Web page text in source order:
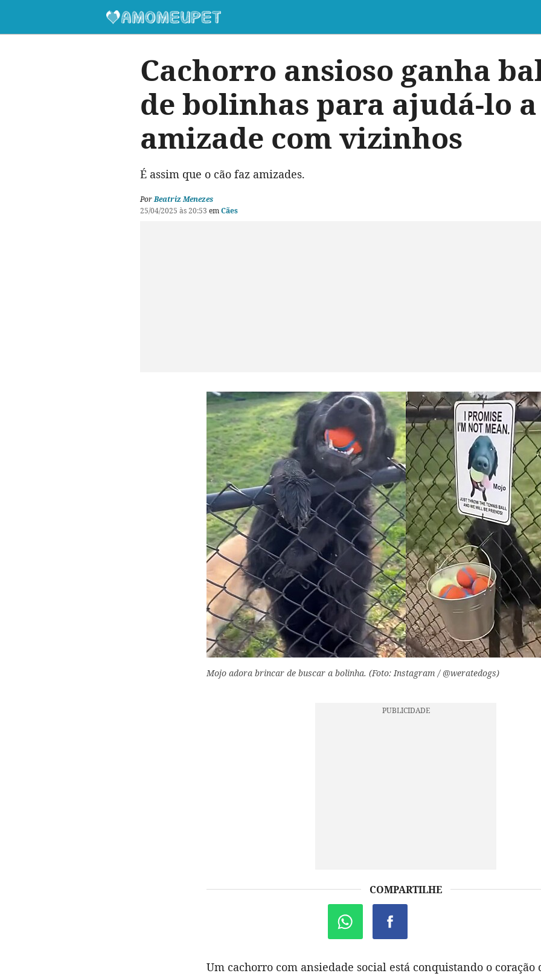
Cachorro ansioso ganha
de bolinhas para ajudá-lo
amizade com vizinhos
É assim que o cão faz amizades.
PorBeatriz Menezes
25/04/2025 às 20:53 emCães
Mojo adora brincar de buscar a bolinha. (Foto: Instagram / @weratedogs)
COMPARTILHE
Um cachorro com ansiedade social está conquistando o coração